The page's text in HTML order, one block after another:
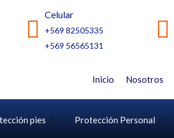
Celular
+569 82505335
+569 56565131
Inicio Nosotros
pies Protección Personal